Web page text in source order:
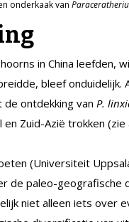
onderkaak van
in China leefden,
bleef onduidelijk.
ontdekking van P.
Zuid-Azië trokken
(Universiteit
de paleo-geografische
niet alleen iets over